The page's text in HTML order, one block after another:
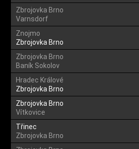
Zbrojovka Brno
Varnsdorf
Znojmo
Zbrojovka Brno
Zbrojovka Brno
Baník Sokolov
Hradec Králové
Zbrojovka Brno
Zbrojovka Brno
Vítkovice
Třinec
Zbrojovka Brno